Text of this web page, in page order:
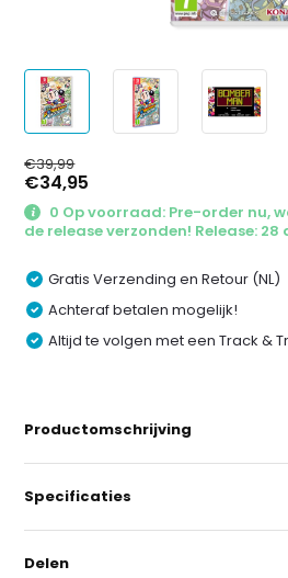
€39,99
€34,95
0 Op voorraad: Pre-order nu,
de release verzonden! Release: 28
Gratis Verzending en Retour (NL)
Achteraf betalen mogelijk!
Altijd te volgen met een Track &
Productomschrijving
Specificaties
Delen